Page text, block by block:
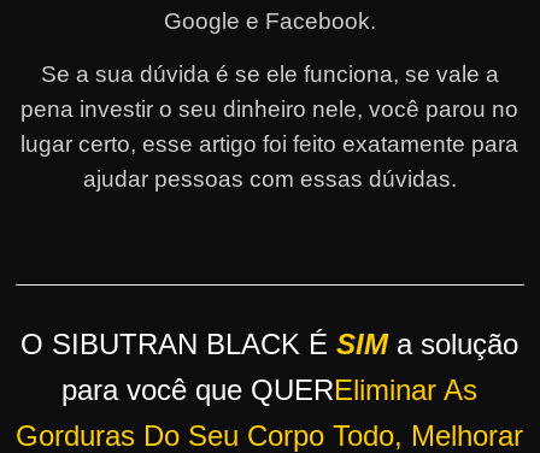
d
Google e Facebook.
Se a sua dúvida é se ele funciona, se vale a
pena investir o seu dinheiro nele, você parou no
lugar certo, esse artigo foi feito exatamente para
ajudar pessoas com essas dúvidas.
O SIBUTRAN BLACK ÉSIMa solução
para você que QUEREliminar As
Gorduras Do Seu Corpo Todo, Melhorar